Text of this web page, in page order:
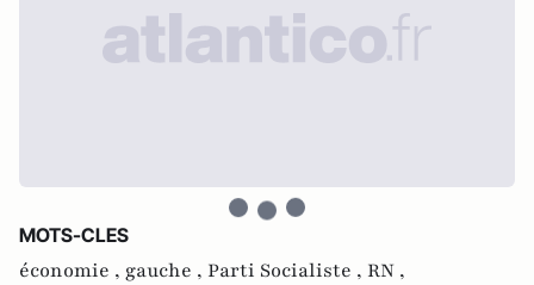
MOTS-CLES
économie , gauche , Parti Socialiste , RN ,